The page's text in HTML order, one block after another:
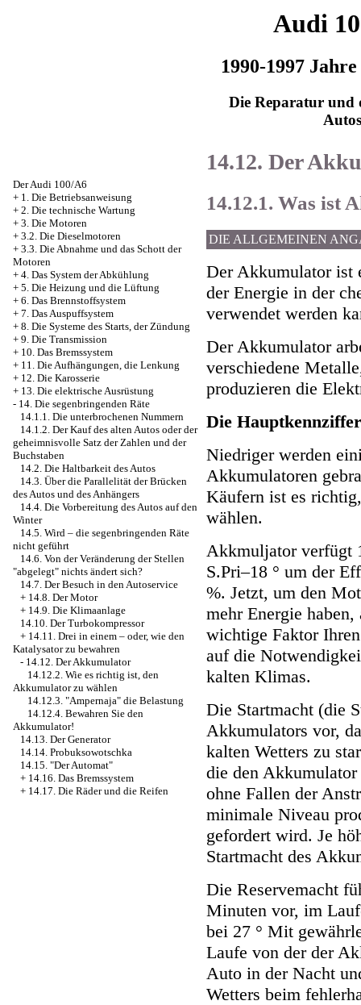
Audi
1990-1997
Die Reparatur und
Autos
Der Audi 100/A6
+ 1. Die Betriebsanweisung
+ 2. Die technische Wartung
+ 3. Die Motoren
+ 3.2. Die Dieselmotoren
+ 3.3. Die Abnahme und das Schott der
Motoren
+ 4. Das System der Abkühlung
+ 5. Die Heizung und die Lüftung
+ 6. Das Brennstoffsystem
+ 7. Das Auspuffsystem
+ 8. Die Systeme des Starts, der Zündung
+ 9. Die Transmission
+ 10. Das Bremssystem
+ 11. Die Aufhängungen, die Lenkung
+ 12. Die Karosserie
+ 13. Die elektrische Ausrüstung
- 14. Die segenbringenden Räte
14.1.1. Die unterbrochenen Nummern
14.1.2. Der Kauf des alten Autos oder der
geheimnisvolle Satz der Zahlen und der
Buchstaben
14.2. Die Haltbarkeit des Autos
14.3. Über die Parallelität der Brücken
des Autos und des Anhängers
14.4. Die Vorbereitung des Autos auf den
Winter
14.5. Wird – die segenbringenden Räte
nicht geführt
14.6. Von der Veränderung der Stellen
"abgelegt" nichts ändert sich?
14.7. Der Besuch in den Autoservice
+ 14.8. Der Motor
+ 14.9. Die Klimaanlage
14.10. Der Turbokompressor
+ 14.11. Drei in einem – oder, wie den
Katalysator zu bewahren
- 14.12. Der Akkumulator
14.12.2. Wie es richtig ist, den
Akkumulator zu wählen
14.12.3. "Ampernaja" die Belastung
14.12.4. Bewahren Sie den
Akkumulator!
14.13. Der Generator
14.14. Probuksowotschka
14.15. "Der Automat"
+ 14.16. Das Bremssystem
+ 14.17. Die Räder und die Reifen
14.12. Der
14.12.1. Was ist
DIE ALLGEMEINEN
Der Akkumulator ist
der Energie in der
verwendet werden
Der Akkumulator
verschiedene
produzieren die
Die
Niedriger werden
Akkumulatoren
Käufern ist es
wählen.
Akkmuljator verfügt
S.Pri–18 ° um der
%. Jetzt, um den
mehr Energie
wichtige Faktor
auf die
kalten Klimas.
Die Startmacht (die
Akkumulators vor,
kalten Wetters zu
die den
ohne Fallen der
minimale Niveau
gefordert wird. Je
Startmacht des
Die Reservemacht
Minuten vor, im
bei 27 ° Mit
Laufe von der der
Auto in der Nacht
Wetters beim